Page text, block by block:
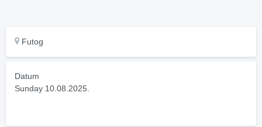
Futog
Datum
Sunday 10.08.2025.